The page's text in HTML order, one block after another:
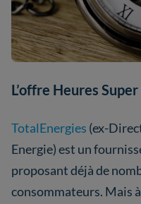
L’offre Heures
TotalEnergies (ex-
Energie) est un
proposant déjà de
consommateurs. Mais